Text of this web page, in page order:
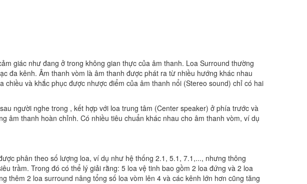
giác như đang ở trong không gian thực của âm thanh. Loa Surround thường
đa kênh. Âm thanh vòm là âm thanh được phát ra từ nhiều hướng khác nhau
chiều và khắc phục được nhược điểm của âm thanh nổi (Stereo sound) chỉ có hai
người nghe trong , kết hợp với loa trung tâm (Center speaker) ở phía trước và
âm thanh hoàn chỉnh. Có nhiều tiêu chuẩn khác nhau cho âm thanh vòm, ví dụ
phân theo số lượng loa, ví dụ như hệ thống 2.1, 5.1, 7.1,..., nhưng thông
trầm. Trong đó có thể lý giải rằng: 5 loa vệ tinh bao gồm 2 loa đứng và 2 loa
thêm 2 loa surround nâng tổng số loa vòm lên 4 và các kênh lớn hơn cũng tăng